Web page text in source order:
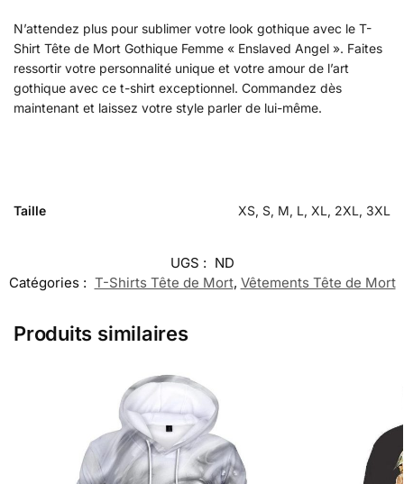
N’attendez plus pour sublimer votre look gothique avec le T-
Shirt Tête de Mort Gothique Femme « Enslaved Angel ». Faites
ressortir votre personnalité unique et votre amour de l’art
gothique avec ce t-shirt exceptionnel. Commandez dès
maintenant et laissez votre style parler de lui-même.
Taille XS, S, M, L, XL, 2XL, 3XL
UGS : ND
Catégories : T-Shirts Tête de Mort, Vêtements Tête de Mort
Produits similaires